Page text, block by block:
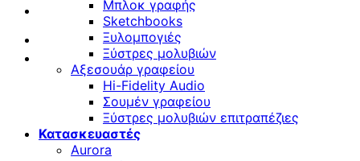
Μπλοκ γραφής
Sketchbooks
Ξυλομπογιές
Ξύστρες μολυβιών
Αξεσουάρ γραφείου
Hi-Fidelity Audio
Σουμέν γραφείου
Ξύστρες μολυβιών επιτραπέζιες
Κατασκευαστές
Aurora